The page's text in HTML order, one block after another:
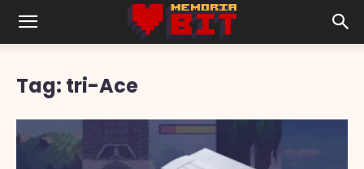
Tag: tri-Ace